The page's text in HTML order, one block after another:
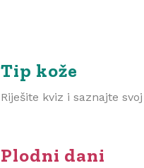
Tip kože
Riješite kviz i saznajte
Plodni dani